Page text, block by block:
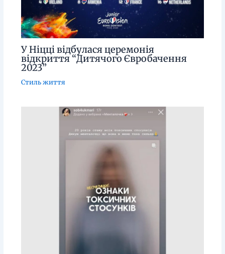
У Ніцці відбулася церемонія
відкриття “Дитячого Євробачення
2023”
Стиль життя